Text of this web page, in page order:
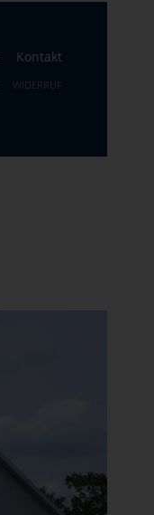
Kontakt
WIDERRUF